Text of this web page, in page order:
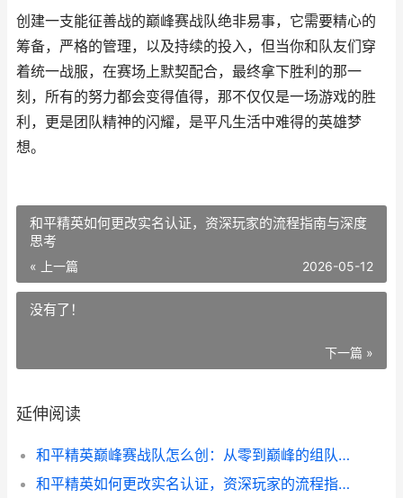
创建一支能征善战的巅峰赛战队绝非易事，它需要精心的
筹备，严格的管理，以及持续的投入，但当你和队友们穿
着统一战服，在赛场上默契配合，最终拿下胜利的那一
刻，所有的努力都会变得值得，那不仅仅是一场游戏的胜
利，更是团队精神的闪耀，是平凡生活中难得的英雄梦
想。
和平精英如何更改实名认证，资深玩家的流程指南与深度
思考
« 上一篇 2026-05-12
没有了！
下一篇 »
延伸阅读
和平精英巅峰赛战队怎么创：从零到巅峰的组队之道
和平精英如何更改实名认证，资深玩家的流程指南与深度思考